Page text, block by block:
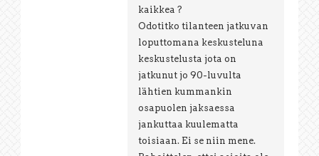
kaikkea ?
Odotitko tilanteen jatkuvan
loputtomana keskusteluna
keskustelusta jota on
jatkunut jo 90-luvulta
lähtien kummankin
osapuolen jaksaessa
jankuttaa kuulematta
toisiaan. Ei se niin mene.